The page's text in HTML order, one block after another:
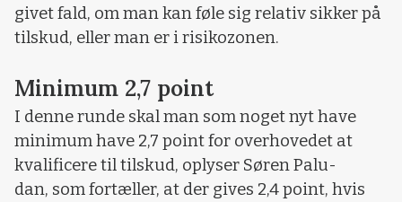
givet fald, om man kan føle sig relativ sikker på
tilskud, eller man er i risikozonen.
Minimum 2,7 point
I denne runde skal man som noget nyt have
minimum have 2,7 point for overhovedet at
kvalificere til tilskud, oplyser Søren Palu-
dan, som fortæller, at der gives 2,4 point, hvis